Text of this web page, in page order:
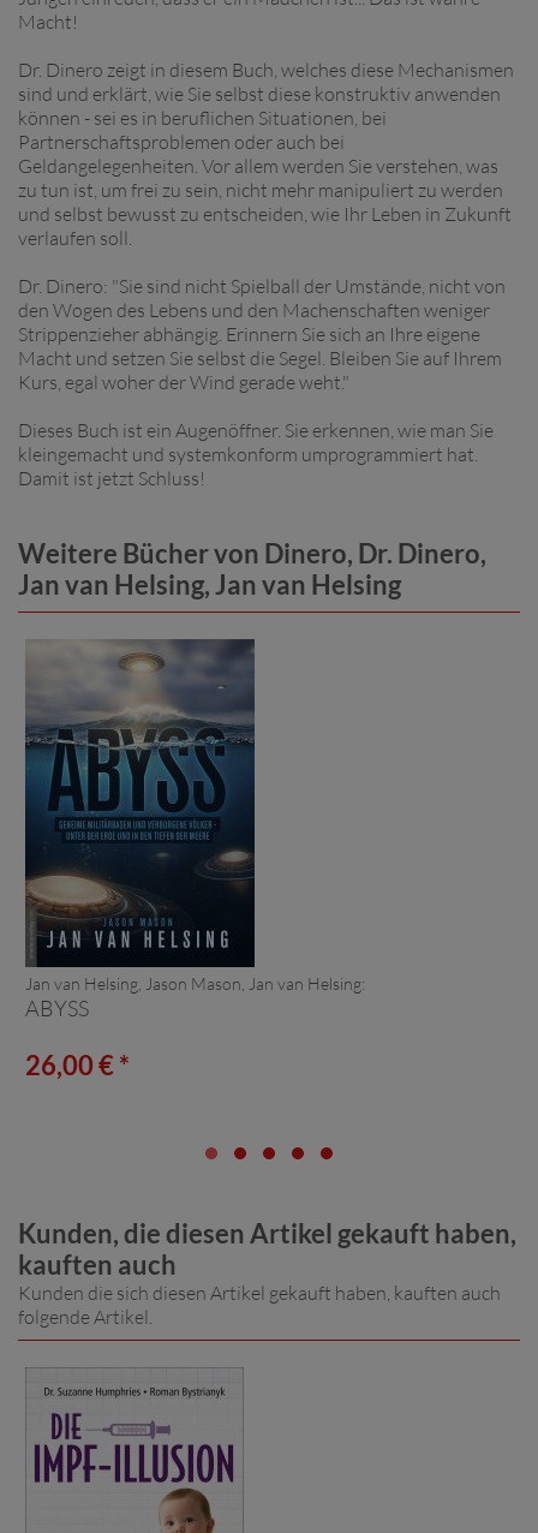
Macht!
Dr. Dinero zeigt in diesem Buch, welches diese Mechanismen
sind und erklärt, wie Sie selbst diese konstruktiv anwenden
können - sei es in beruflichen Situationen, bei
Partnerschaftsproblemen oder auch bei
Geldangelegenheiten. Vor allem werden Sie verstehen, was
zu tun ist, um frei zu sein, nicht mehr manipuliert zu werden
und selbst bewusst zu entscheiden, wie Ihr Leben in Zukunft
verlaufen soll.
Dr. Dinero: "Sie sind nicht Spielball der Umstände, nicht von
den Wogen des Lebens und den Machenschaften weniger
Strippenzieher abhängig. Erinnern Sie sich an Ihre eigene
Macht und setzen Sie selbst die Segel. Bleiben Sie auf Ihrem
Kurs, egal woher der Wind gerade weht."
Dieses Buch ist ein Augenöffner. Sie erkennen, wie man Sie
kleingemacht und systemkonform umprogrammiert hat.
Damit ist jetzt Schluss!
Weitere Bücher von Dinero, Dr. Dinero,
Jan van Helsing, Jan van Helsing
Jan van Helsing, Jason Mason, Jan van Helsing:
ABYSS
26,00 € *
Kunden, die diesen Artikel gekauft haben,
kauften auch
Kunden die sich diesen Artikel gekauft haben, kauften auch
folgende Artikel.